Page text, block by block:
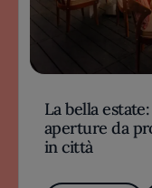
La bella
aperture da
in città